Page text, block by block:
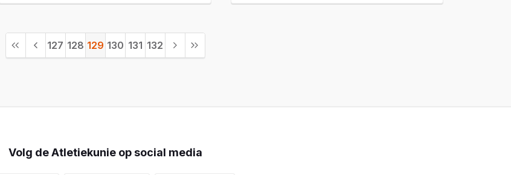
127 128 129 130 131 132
Volg de Atletiekunie op social media